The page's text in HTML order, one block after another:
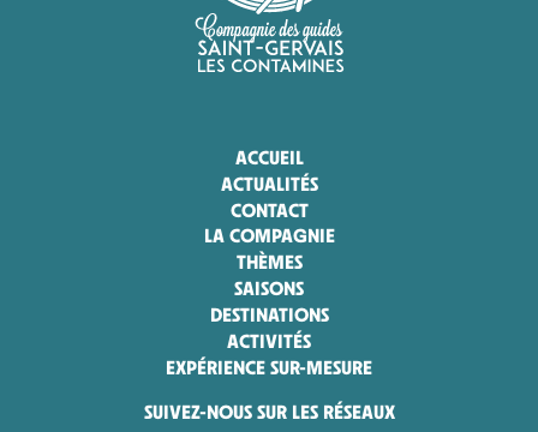
ACCUEIL
ACTUALITÉS
CONTACT
LA COMPAGNIE
THÈMES
SAISONS
DESTINATIONS
ACTIVITÉS
EXPÉRIENCE SUR-MESURE
SUIVEZ-NOUS SUR LES RÉSEAUX